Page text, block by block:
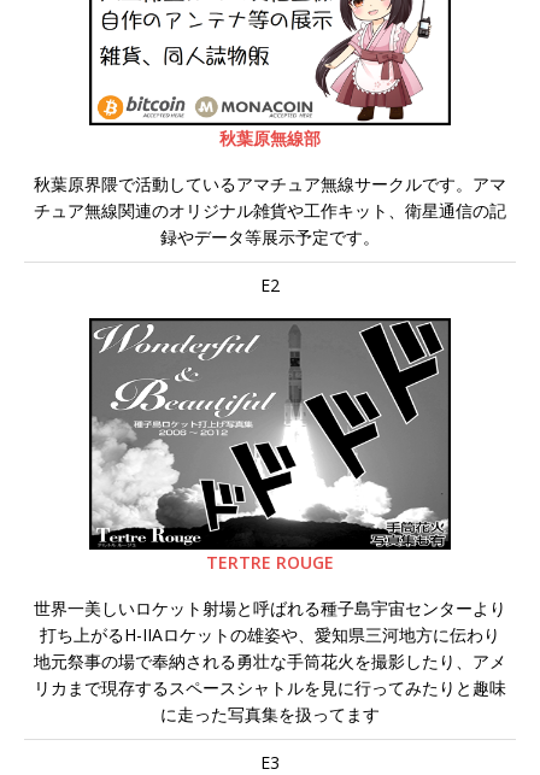
秋葉原無線部
秋葉原界隈で活動しているアマチュア無線サークルです。アマ
チュア無線関連のオリジナル雑貨や工作キット、衛星通信の記
録やデータ等展示予定です。
E2
TERTRE ROUGE
世界一美しいロケット射場と呼ばれる種子島宇宙センターより
打ち上がるH-IIAロケットの雄姿や、愛知県三河地方に伝わり
地元祭事の場で奉納される勇壮な手筒花火を撮影したり、アメ
リカまで現存するスペースシャトルを見に行ってみたりと趣味
に走った写真集を扱ってます
E3